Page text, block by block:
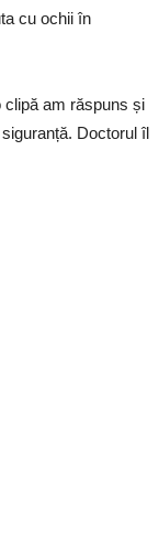
cu ochii în
clipă am răspuns și
Doctorul îl